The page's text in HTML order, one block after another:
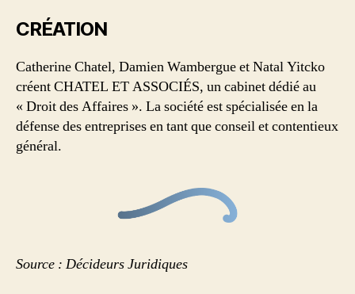
CRÉATION
Catherine Chatel, Damien Wambergue et Natal Yitcko
créent CHATEL ET ASSOCIÉS, un cabinet dédié au
« Droit des Affaires ». La société est spécialisée en la
défense des entreprises en tant que conseil et contentieux
général.
Source : Décideurs Juridiques